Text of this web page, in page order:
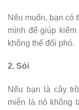
Nếu muốn, bạn có
mình để giúp
không thể đối phó.
2. Sỏi
Nếu bạn là cây
miễn là nó không